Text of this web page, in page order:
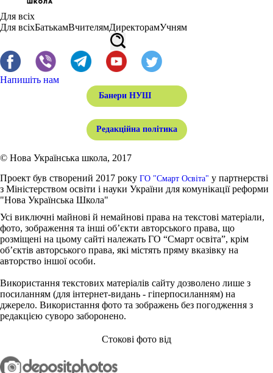
Для всіх
Для всіхБатькамВчителямДиректорамУчням
Напишіть нам
Банери НУШ
Редакційна політика
© Нова Українська школа, 2017
Проект був створений 2017 року ГО "Смарт Освіта" у партнерстві
з Міністерством освіти і науки України для комунікації реформи
"Нова Українська Школа"
Усі виключні майнові й немайнові права на текстові матеріали,
фото, зображення та інші об’єкти авторського права, що
розміщені на цьому сайті належать ГО “Смарт освіта”, крім
об’єктів авторського права, які містять пряму вказівку на
авторство іншої особи.
Використання текстових матеріалів сайту дозволено лише з
посиланням (для інтернет-видань - гіперпосиланням) на
джерело. Використання фото та зображень без погодження з
редакцією суворо заборонено.
Стокові фото від